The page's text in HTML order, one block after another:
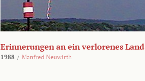
Erinnerungen an ein verlorenes Land
1988 / Manfred Neuwirth